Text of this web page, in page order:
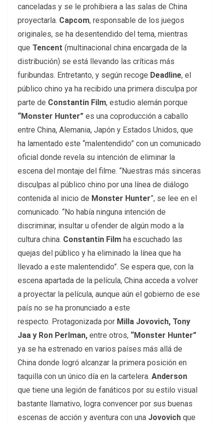
canceladas y se le prohibiera a las salas de China
proyectarla. Capcom, responsable de los juegos
originales, se ha desentendido del tema, mientras
que Tencent (multinacional china encargada de la
distribución) se está llevando las críticas más
furibundas. Entretanto, y según recoge Deadline, el
público chino ya ha recibido una primera disculpa por
parte de Constantin Film, estudio alemán porque
“Monster Hunter” es una coproducción a caballo
entre China, Alemania, Japón y Estados Unidos, que
ha lamentado este “malentendido” con un comunicado
oficial donde revela su intención de eliminar la
escena del montaje del filme. “Nuestras más sinceras
disculpas al público chino por una línea de diálogo
contenida al inicio de Monster Hunter”, se lee en el
comunicado. “No había ninguna intención de
discriminar, insultar u ofender de algún modo a la
cultura china. Constantin Film ha escuchado las
quejas del público y ha eliminado la línea que ha
llevado a este malentendido”. Se espera que, con la
escena apartada de la película, China acceda a volver
a proyectar la película, aunque aún el gobierno de ese
país no se ha pronunciado a este
respecto. Protagonizada por Milla Jovovich, Tony
Jaa y Ron Perlman, entre otros, “Monster Hunter”
ya se ha estrenado en varios países más allá de
China donde logró alcanzar la primera posición en
taquilla con un único día en la cartelera. Anderson
que tiene una legión de fanáticos por su estilo visual
bastante llamativo, logra convencer por sus buenas
escenas de acción y aventura con una Jovovich que